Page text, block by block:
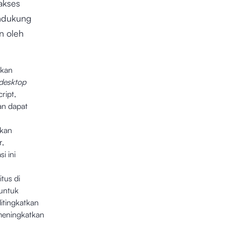
oleh
dapat
ini
di